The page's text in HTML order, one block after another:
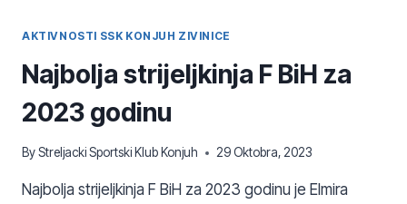
MURATOVIĆ
AKTIVNOSTI SSK KONJUH ZIVINICE
Najbolja strijeljkinja F BiH za
2023 godinu
ByStreljacki Sportski Klub Konjuh 29 Oktobra, 2023
Najbolja strijeljkinja F BiH za 2023 godinu je Elmira